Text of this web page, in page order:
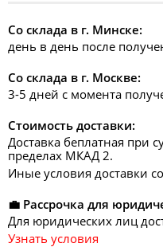
Со склада в г. Минске:
день в день после
Со склада в г. Москве:
3-5 дней с момента
Стоимость доставки:
Доставка беплатная при
пределах МКАД 2.
Иные условия доставки
💼 Рассрочка для
Для юридических лиц
Узнать условия